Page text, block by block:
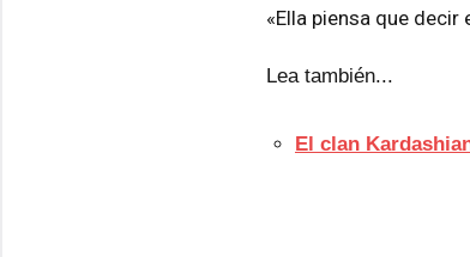
«Ella piensa que
Lea también...
El clan